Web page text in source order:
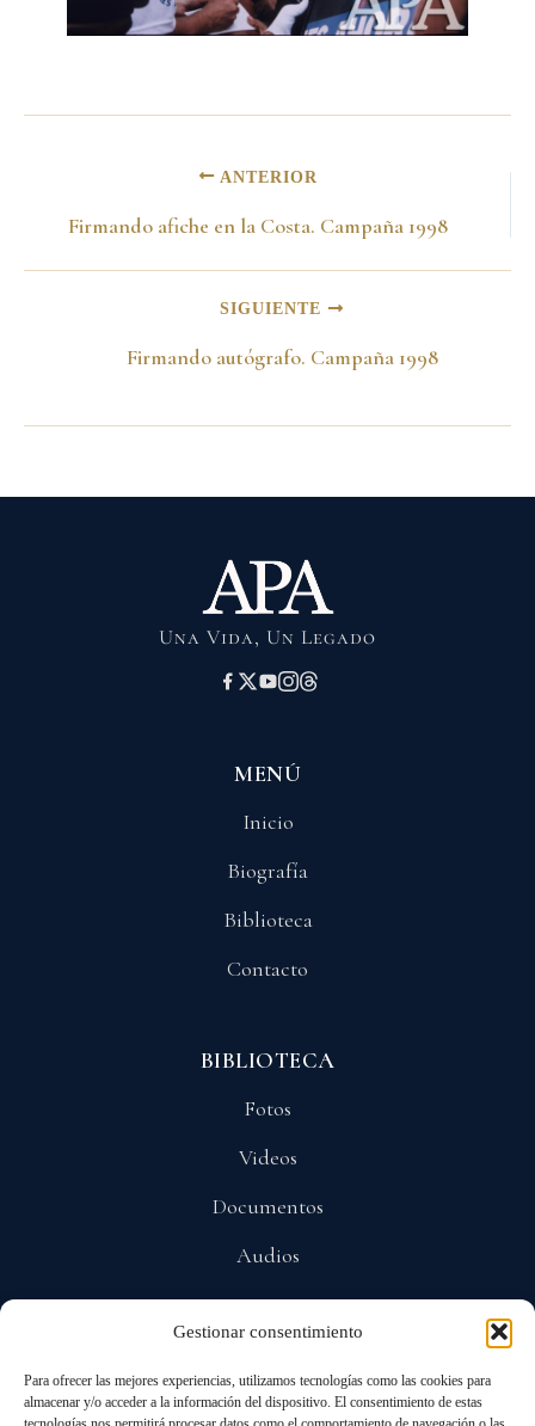
Gestionar consentimiento
Para ofrecer las mejores experiencias, utilizamos tecnologías como las cookies para
almacenar y/o acceder a la información del dispositivo. El consentimiento de estas
ANTERIOR
Firmando afiche en la Costa. Campaña 1998
SIGUIENTE
Firmando autógrafo. Campaña 1998
Una Vida, Un Legado
MENÚ
Inicio
Biografía
Biblioteca
Contacto
BIBLIOTECA
Fotos
Videos
Documentos
Audios
Privacidad